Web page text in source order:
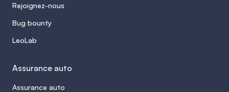
Rejoignez-nous
Bug bounty
LeoLab
Assurance auto
Assurance auto